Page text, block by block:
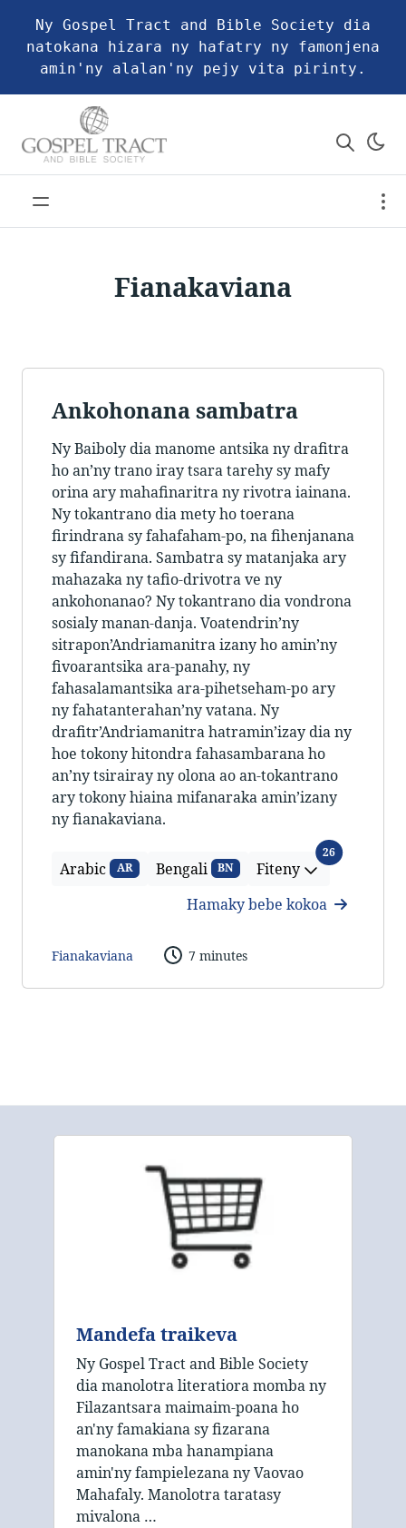
Ny Gospel Tract and Bible Society dia
natokana hizara ny hafatry ny famonjena
amin'ny alalan'ny pejy vita pirinty.
Fianakaviana
Ankohonana sambatra
Ny Baiboly dia manome antsika ny drafitra
ho an’ny trano iray tsara tarehy sy mafy
orina ary mahafinaritra ny rivotra iainana.
Ny tokantrano dia mety ho toerana
firindrana sy fahafaham-po, na fihenjanana
sy fifandirana. Sambatra sy matanjaka ary
mahazaka ny tafio-drivotra ve ny
ankohonanao? Ny tokantrano dia vondrona
sosialy manan-danja. Voatendrin’ny
sitrapon’Andriamanitra izany ho amin’ny
fivoarantsika ara-panahy, ny
fahasalamantsika ara-pihetseham-po ary
ny fahatanterahan’ny vatana. Ny
drafitr’Andriamanitra hatramin’izay dia ny
hoe tokony hitondra fahasambarana ho
an’ny tsirairay ny olona ao an-tokantrano
ary tokony hiaina mifanaraka amin’izany
ny fianakaviana.
Arabic AR Bengali BN Fiteny
26Fiteny
Hamaky bebe kokoa
Fianakaviana 7 minutes
Mandefa traikeva
Ny Gospel Tract and Bible Society
dia manolotra literatiora momba ny
Filazantsara maimaim-poana ho
an'ny famakiana sy fizarana
manokana mba hanampiana
amin'ny fampielezana ny Vaovao
Mahafaly. Manolotra taratasy
mivalona …